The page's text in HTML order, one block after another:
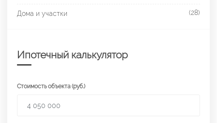
Дома и участки (28)
Ипотечный калькулятор
Стоимость объекта (руб.)